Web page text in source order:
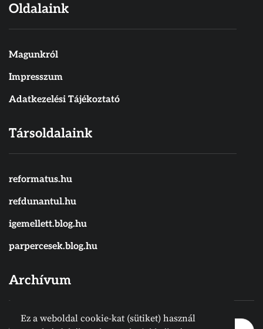
Oldalaink
Magunkról
Impresszum
Adatkezelési Tájékoztató
Társoldalaink
reformatus.hu
refdunantul.hu
igemellett.blog.hu
parpercesek.blog.hu
Archívum
Archívum
Archívum
Ez a weboldal cookie-kat (sütiket) használ